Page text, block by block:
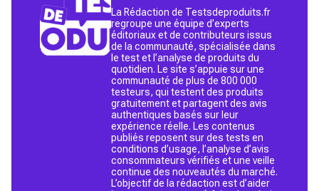
La Rédaction de Testsdeproduits.fr
regroupe une équipe d’experts
éditoriaux et de contributeurs issus
de la communauté, spécialisée dans
le test et l’analyse de produits du
quotidien. Le site s’appuie sur une
communauté de plus de 800 000
testeurs, qui testent des produits
gratuitement et partagent des avis
authentiques basés sur leur
expérience réelle. Les contenus
publiés reposent sur des tests en
conditions d’usage, l’analyse d’avis
consommateurs vérifiés et une veille
continue des nouveautés du marché.
L’objectif de la rédaction est d’aider